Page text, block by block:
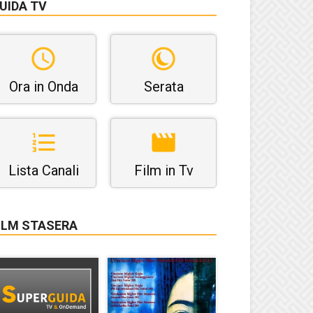
TV
Ora in Onda Serata
Lista Canali Film in Tv
STASERA